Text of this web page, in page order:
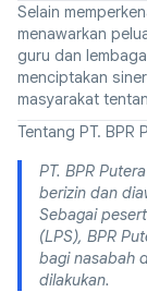
Selain
menawarkan
guru dan
menciptakan
masyarakat
Tentang PT. BPR
PT. BPR
berizin dan
Sebagai
(LPS), BPR
bagi nasabah
dilakukan.